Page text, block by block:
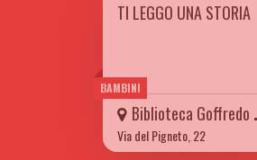
BAMBINI
TI LEGGO UNA STORIA
Biblioteca Goffredo Mameli
Via del Pigneto, 22